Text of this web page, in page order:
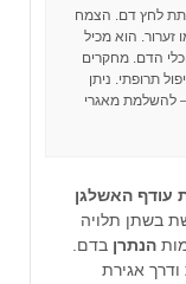
לחץ דם. הצמח
הוא מכיל
הדם. מחקרים
תרופתי. ניתן
– להשלמת מאגרי
עודף האשלגן
בשתן תלויה
הנתרן בדם.
ודרך אגירת